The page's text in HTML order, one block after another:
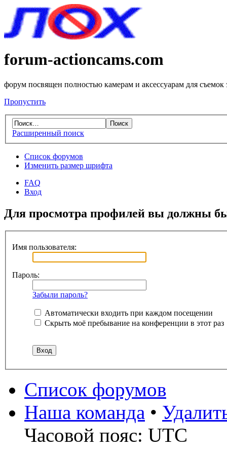
forum-actioncams.com
форум посвящен полностью камерам и аксессуарам для съемок
Пропустить
Расширенный поиск
Список форумов
Изменить размер шрифта
FAQ
Вход
Для просмотра профилей вы должны
Имя пользователя:
Пароль:
Забыли пароль?
Автоматически входить при каждом посещении
Скрыть моё пребывание на конференции в этот раз
Список форумов
Наша команда •
Часовой пояс: UTC